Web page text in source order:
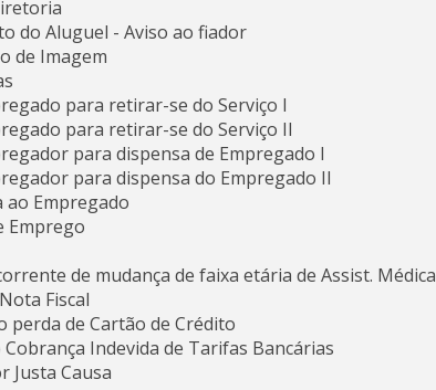
do Aluguel - Aviso ao fiador
de Imagem
para retirar-se do Serviço I
para retirar-se do Serviço II
para dispensa de Empregado I
para dispensa do Empregado II
ao Empregado
Emprego
de mudança de faixa etária de Assist. Médica
Fiscal
perda de Cartão de Crédito
Indevida de Tarifas Bancárias
Justa Causa